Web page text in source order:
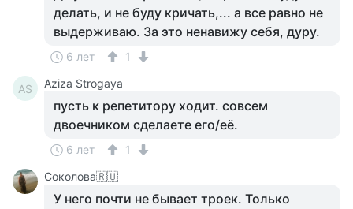
делать, и не буду кричать,... а все равно не
выдерживаю. За это ненавижу себя, дуру.
6 лет 1
AS Aziza Strogaya
пусть к репетитору ходит. совсем
двоечником сделаете его/её.
6 лет
1
Соколова🇷🇺
У него почти не бывает троек. Только